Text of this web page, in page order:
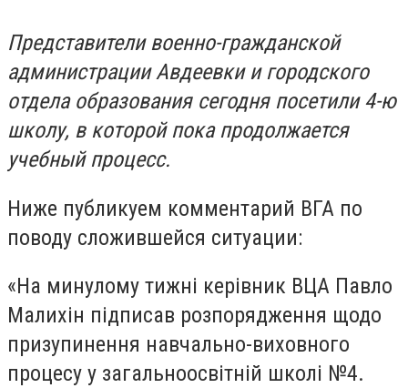
Представители военно-гражданской
администрации Авдеевки и городского
отдела образования сегодня посетили 4-ю
школу, в которой пока продолжается
учебный процесс.
Ниже публикуем комментарий ВГА по
поводу сложившейся ситуации:
«На минулому тижні керівник ВЦА Павло
Малихін підписав розпорядження щодо
призупинення навчально-виховного
процесу у загальноосвітній школі №4.